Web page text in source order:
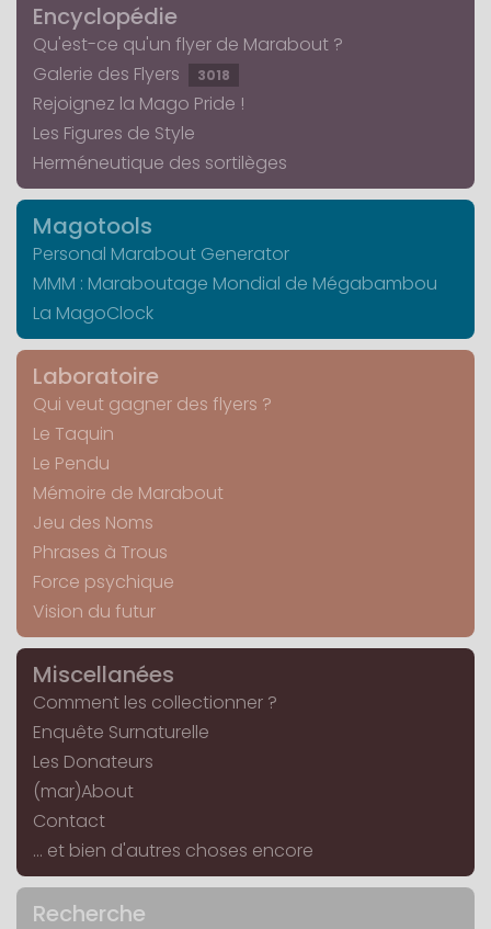
Encyclopédie
Qu'est-ce qu'un flyer de Marabout ?
Galerie des Flyers
3018
Rejoignez la Mago Pride !
Les Figures de Style
Herméneutique des sortilèges
Magotools
Personal Marabout Generator
MMM : Maraboutage Mondial de Mégabambou
La MagoClock
Laboratoire
Qui veut gagner des flyers ?
Le Taquin
Le Pendu
Mémoire de Marabout
Jeu des Noms
Phrases à Trous
Force psychique
Vision du futur
Miscellanées
Comment les collectionner ?
Enquête Surnaturelle
Les Donateurs
(mar)About
Contact
... et bien d'autres choses encore
Recherche